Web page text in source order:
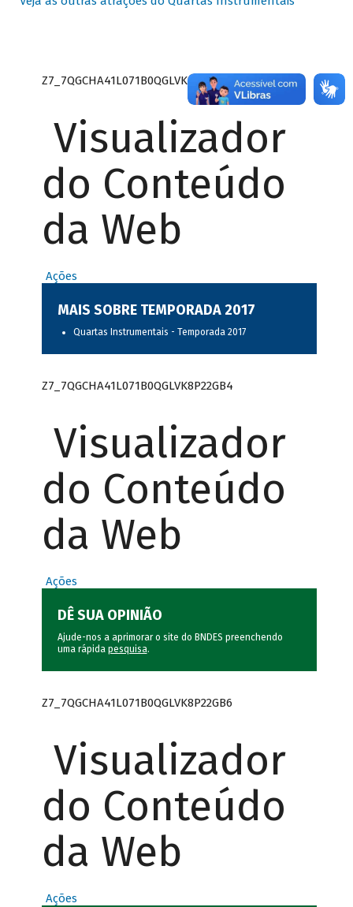
Z7_7QGCHA41L071B0QGLVK8P22GJ7
Visualizador
do Conteúdo
da Web
Ações
MAIS SOBRE TEMPORADA 2017
Quartas Instrumentais - Temporada 2017
Z7_7QGCHA41L071B0QGLVK8P22GB4
Visualizador
do Conteúdo
da Web
Ações
DÊ SUA OPINIÃO
Ajude-nos a aprimorar o site do BNDES preenchendo
uma rápida pesquisa.
Z7_7QGCHA41L071B0QGLVK8P22GB6
Visualizador
do Conteúdo
da Web
Ações